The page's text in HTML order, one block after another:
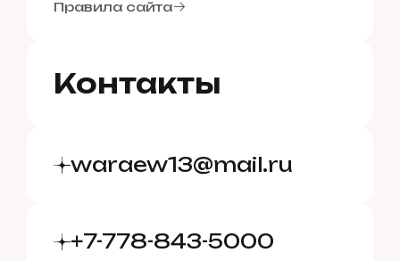
Правила сайта
Контакты
waraew13@mail.ru
+7-778-843-5000